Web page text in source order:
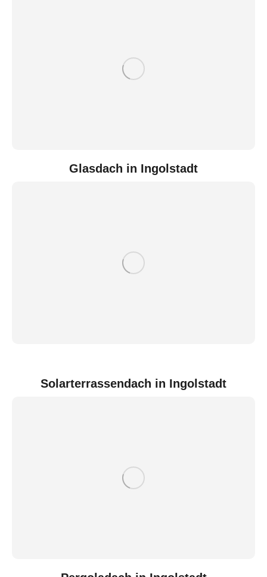
Glasdach in Ingolstadt
Solarterrassendach in Ingolstadt